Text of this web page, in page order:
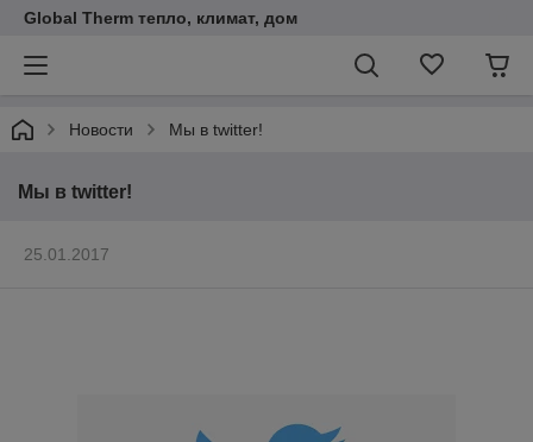
Global Therm тепло, климат, дом
Новости Мы в twitter!
Мы в twitter!
25.01.2017